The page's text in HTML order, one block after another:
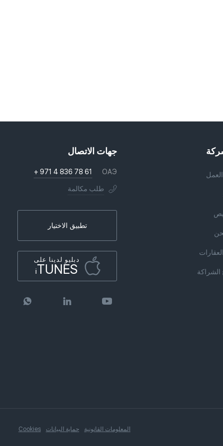
الشراكة
جهات الاتصال
ОАЭ
+ 971 4 836 78 61
طلب مكالمة
تطبيق الاختيار
دبليو لدينا على
iTUNES
المعلومات القانونية حماية البيانات Cookies